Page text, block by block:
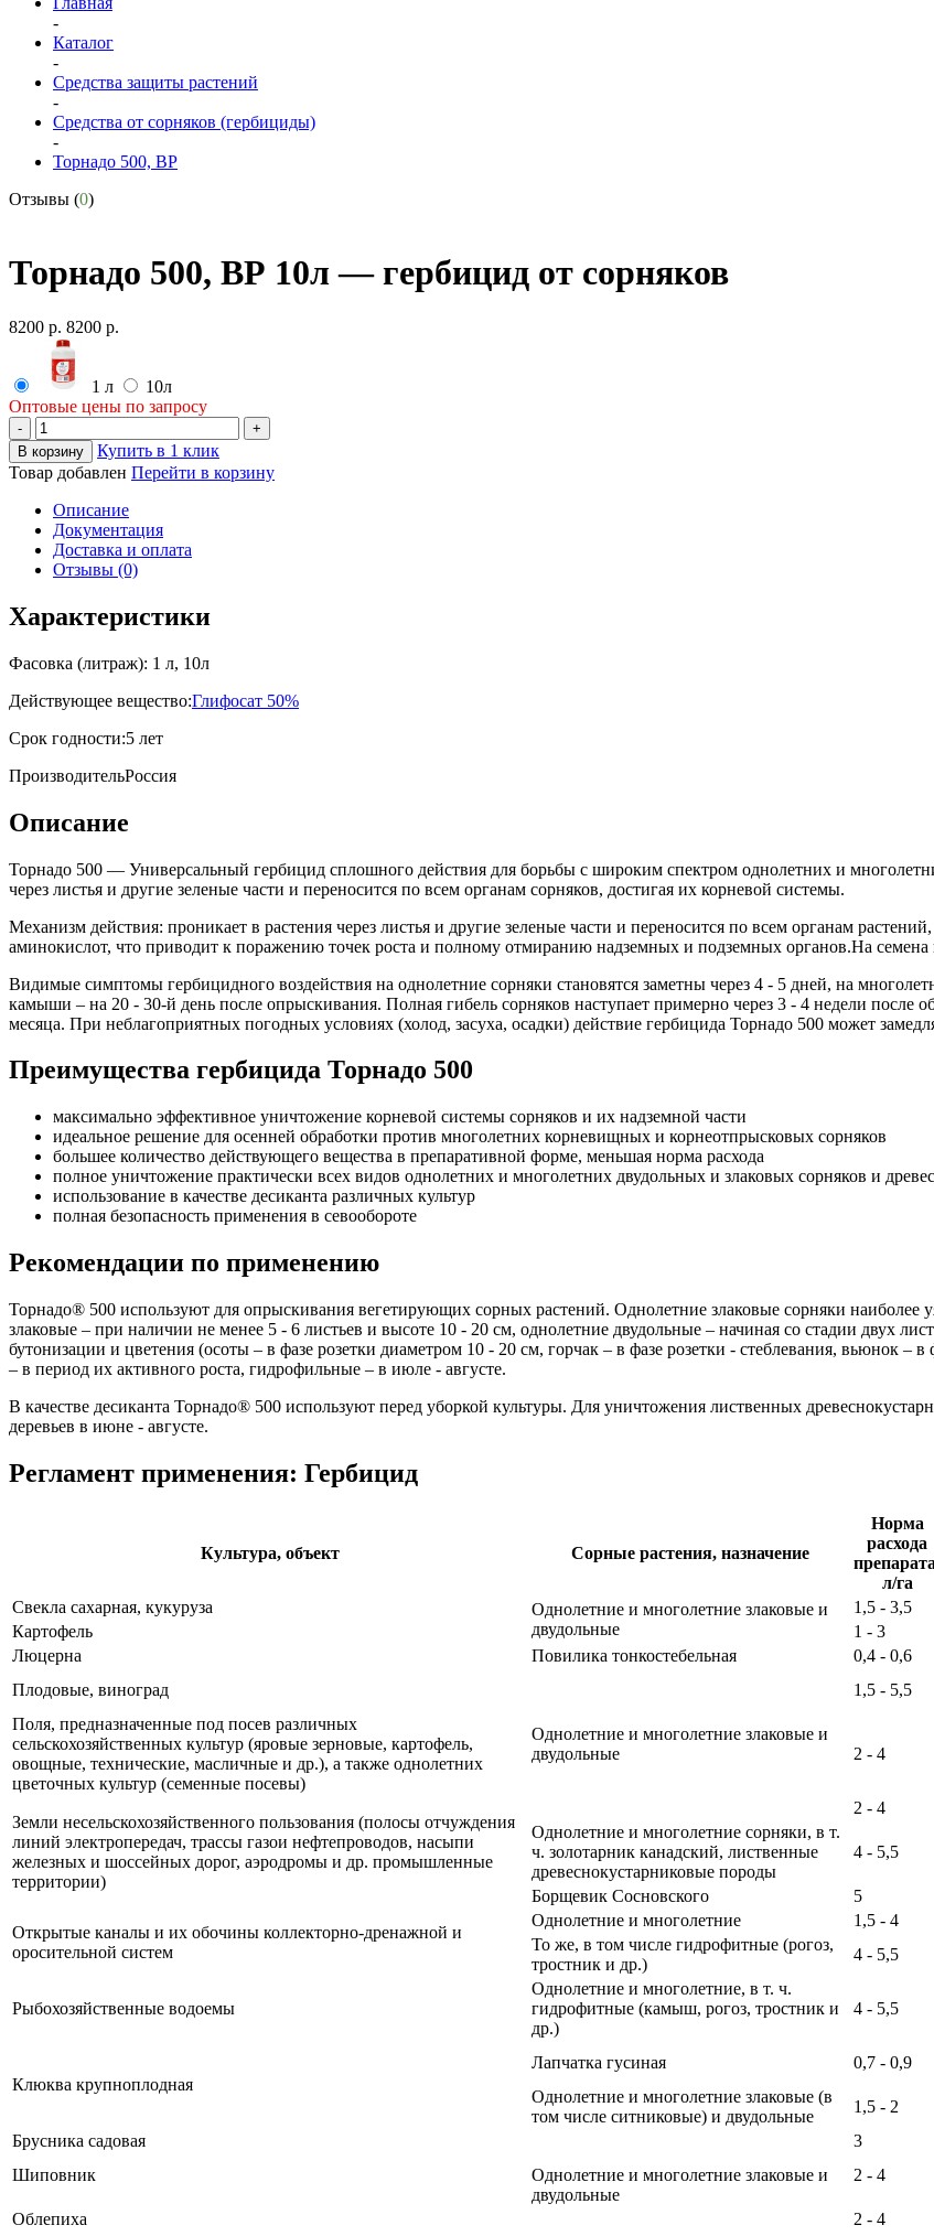
-
Каталог
-
Средства защиты растений
-
Средства от сорняков (гербициды)
-
Торнадо 500, ВР
Отзывы (0)
Торнадо 500, ВР 10л — гербицид от сорняков
8200 р. 8200 р.
1 л
10л
Оптовые цены по запросу
-
+
В корзину
Купить в 1 клик
Товар добавлен Перейти в корзину
Описание
Документация
Доставка и оплата
Отзывы (0)
Характеристики
Фасовка (литраж): 1 л, 10л
Действующее вещество:Глифосат 50%
Срок годности:5 лет
ПроизводительРоссия
Описание
Торнадо 500 — Универсальный гербицид сплошного действия для борьбы с широким спектром однолетних и
через листья и другие зеленые части и переносится по всем органам сорняков, достигая их корневой системы.
Механизм действия: проникает в растения через листья и другие зеленые части и переносится по всем органам
аминокислот, что приводит к поражению точек роста и полному отмиранию надземных и подземных органов.На семена
Видимые симптомы гербицидного воздействия на однолетние сорняки становятся заметны через 4 - 5 дней, на
камыши – на 20 - 30-й день после опрыскивания. Полная гибель сорняков наступает примерно через 3 - 4 недели после
месяца. При неблагоприятных погодных условиях (холод, засуха, осадки) действие гербицида Торнадо 500 может
Преимущества гербицида Торнадо 500
максимально эффективное уничтожение корневой системы сорняков и их надземной части
идеальное решение для осенней обработки против многолетних корневищных и корнеотпрысковых сорняков
большее количество действующего вещества в препаративной форме, меньшая норма расхода
полное уничтожение практически всех видов однолетних и многолетних двудольных и злаковых сорняков и
использование в качестве десиканта различных культур
полная безопасность применения в севообороте
Рекомендации по применению
Торнадо® 500 используют для опрыскивания вегетирующих сорных растений. Однолетние злаковые сорняки наиболее
злаковые – при наличии не менее 5 - 6 листьев и высоте 10 - 20 см, однолетние двудольные – начиная со стадии двух
бутонизации и цветения (осоты – в фазе розетки диаметром 10 - 20 см, горчак – в фазе розетки - стеблевания, вьюнок –
– в период их активного роста, гидрофильные – в июле - августе.
В качестве десиканта Торнадо® 500 используют перед уборкой культуры. Для уничтожения лиственных
деревьев в июне - августе.
Регламент применения: Гербицид
Культура, объект Сорные растения, назначение
Норма
расхода
л/га
Свекла сахарная, кукуруза
Однолетние и многолетние злаковые и
двудольные
1,5 - 3,5
Картофель
1 - 3
Люцерна
Повилика тонкостебельная 0,4 - 0,6
Плодовые, виноград
Однолетние и многолетние злаковые и
двудольные
1,5 - 5,5
Поля, предназначенные под посев различных
сельскохозяйственных культур (яровые зерновые, картофель,
овощные, технические, масличные и др.), а также однолетних
цветочных культур (семенные посевы)
2 - 4
Земли несельскохозяйственного пользования (полосы отчуждения
линий электропередач, трассы газои нефтепроводов, насыпи
железных и шоссейных дорог, аэродромы и др. промышленные
территории)
2 - 4
Однолетние и многолетние сорняки, в т.
ч. золотарник канадский, лиственные
древеснокустарниковые породы
4 - 5,5
Борщевик Сосновского 5
Открытые каналы и их обочины коллекторно-дренажной и
оросительной систем
Однолетние и многолетние
1,5 - 4
То же, в том числе гидрофитные (рогоз,
тростник и др.)
4 - 5,5
Рыбохозяйственные водоемы
Однолетние и многолетние, в т. ч.
гидрофитные (камыш, рогоз, тростник и
др.)
4 - 5,5
Клюква крупноплодная
Лапчатка гусиная 0,7 - 0,9
Однолетние и многолетние злаковые (в
том числе ситниковые) и двудольные
1,5 - 2
Брусника садовая
Однолетние и многолетние злаковые и
двудольные
3
Шиповник
2 - 4
Облепиха
2 - 4